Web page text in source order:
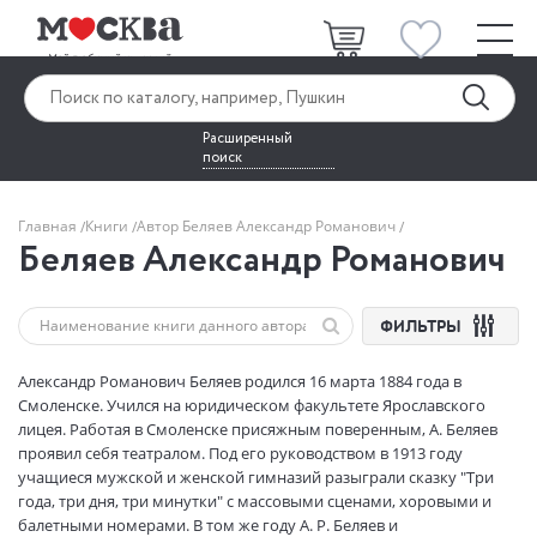
Расширенный
поиск
Главная Книги Автор Беляев Александр Романович
Беляев Александр Романович
ФИЛЬТРЫ
Александр Романович Беляев родился 16 марта 1884 года в
Смоленске. Учился на юридическом факультете Ярославского
лицея. Работая в Смоленске присяжным поверенным, А. Беляев
проявил себя театралом. Под его руководством в 1913 году
учащиеся мужской и женской гимназий разыграли сказку "Три
года, три дня, три минутки" с массовыми сценами, хоровыми и
балетными номерами. В том же году А. Р. Беляев и